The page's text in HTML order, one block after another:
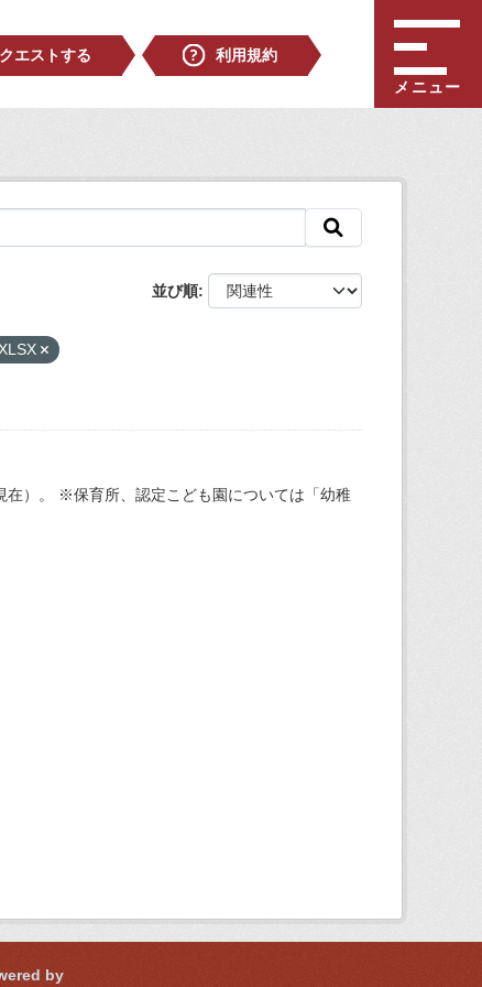
エストする
利用規約
メニュー
並び順
XLSX
在）。 ※保育所、認定こども園については「幼稚
by